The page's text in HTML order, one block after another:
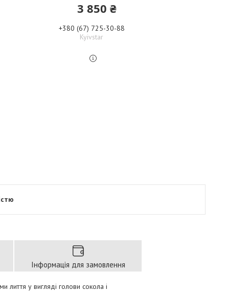
3 850 ₴
+380 (67) 725-30-88
Kyivstar
Інформація для замовлення
лиття у вигляді голови сокола і